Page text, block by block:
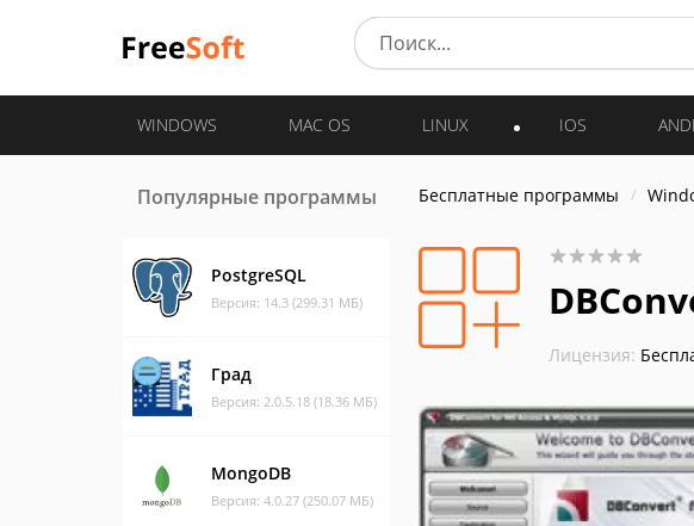
WINDOWS MAC OS LINUX IOS
Популярные программы
PostgreSQL
Версия: 14.3 (299.31 МБ)
Град
Версия: 2.0.5.18 (18.36 МБ)
MongoDB
Версия: 4.0.27 (250.07 МБ)
Бесплатные программы
Лицензия: